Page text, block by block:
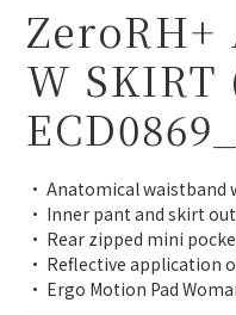
ZeroRH+
W SKIRT
• Anatomical waistband
• Inner pant and skirt
• Rear zipped mini
• Reflective application
• Ergo Motion Pad